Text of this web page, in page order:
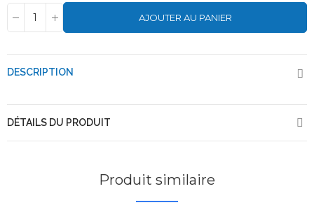
AJOUTER AU PANIER
DESCRIPTION
DÉTAILS DU PRODUIT
Produit similaire